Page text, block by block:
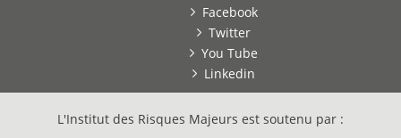
Facebook
Twitter
You Tube
Linkedin
L'Institut des Risques Majeurs est soutenu par :